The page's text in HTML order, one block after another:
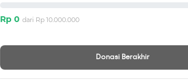
Rp 0 dari Rp 10.000.000
Donasi Berakhir